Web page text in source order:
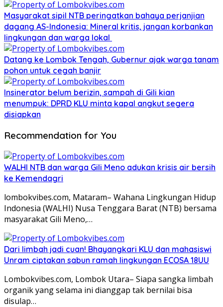
Masyarakat sipil NTB peringatkan bahaya perjanjian
dagang AS-Indonesia: Mineral kritis, jangan korbankan
lingkungan dan warga lokal
Datang ke Lombok Tengah, Gubernur ajak warga tanam
pohon untuk cegah banjir
Insinerator belum berizin, sampah di Gili kian
menumpuk: DPRD KLU minta kapal angkut segera
disiapkan
Recommendation for You
WALHI NTB dan warga Gili Meno adukan krisis air bersih
ke Kemendagri
lombokvibes.com, Mataram– Wahana Lingkungan Hidup
Indonesia (WALHI) Nusa Tenggara Barat (NTB) bersama
masyarakat Gili Meno,…
Dari limbah jadi cuan! Bhayangkari KLU dan mahasiswi
Unram ciptakan sabun ramah lingkungan ECOSA 18UU
Lombokvibes.com, Lombok Utara– Siapa sangka limbah
organik yang selama ini dianggap tak bernilai bisa
disulap…